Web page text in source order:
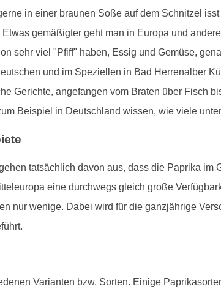
in einer braunen Soße auf dem Schnitzel
gemäßigter geht man in Europa und
sehr viel "Pfiff" haben, Essig und Gemüse,
und im Speziellen in Bad Herrenalber
Gerichte, angefangen vom Braten über Fisch
Beispiel in Deutschland wissen, wie viele
tatsächlich davon aus, dass die Paprika
eine durchwegs gleich große
nur wenige. Dabei wird für die ganzjährige
Varianten bzw. Sorten. Einige